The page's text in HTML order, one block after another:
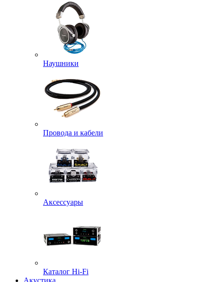
Наушники
Провода и кабели
Аксессуары
Каталог Hi-Fi